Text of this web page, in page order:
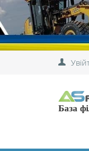
База